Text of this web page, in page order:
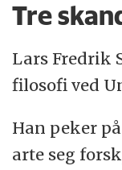
Tre
Lars Fredrik
filosofi ved
Han peker
arte seg